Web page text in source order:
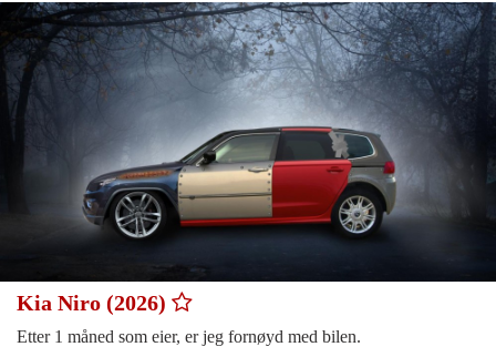
Kia Niro (2026)
Etter 1 måned som eier, er jeg fornøyd med bilen.